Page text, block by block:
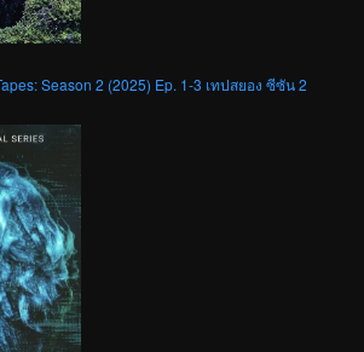
Season 2 (2025) Ep. 1-3 เทปสยอง ซีซัน 2